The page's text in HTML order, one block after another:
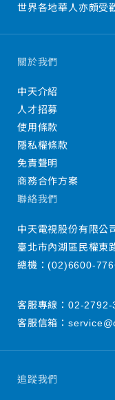
世界各地華人亦頗受
追蹤我們
關於我們
中天介紹
人才招募
使用條款
隱私權條款
免責聲明
商務合作方案
聯絡我們
中天電視股份有限公
臺北市內湖區民權東
總機：(02)6600-
客服專線： 02-2792-
客服信箱：